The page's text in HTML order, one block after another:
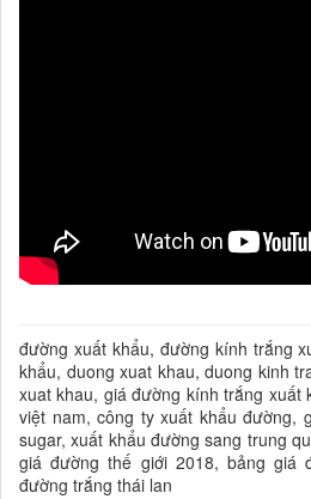
đường xuất khẩu, đường kính trắng
khẩu, duong xuat khau, duong kinh
xuat khau, giá đường kính trắng xuất
việt nam, công ty xuất khẩu đường,
sugar, xuất khẩu đường sang trung
giá đường thế giới 2018, bảng giá
đường trắng thái lan